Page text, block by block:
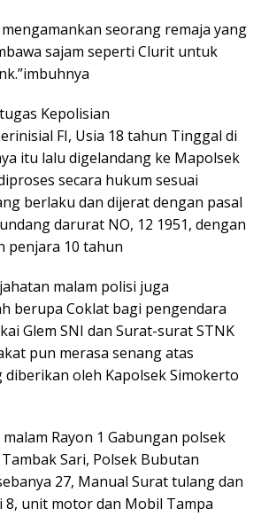
seorang remaja yang
sajam seperti Clurit untuk
Kepolisian
FI, Usia 18 tahun Tinggal di
itu lalu digelandang ke Mapolsek
secara hukum sesuai
berlaku dan dijerat dengan pasal
darurat NO, 12 1951, dengan
penjara 10 tahun
malam polisi juga
berupa Coklat bagi pengendara
Glem SNI dan Surat-surat STNK
pun merasa senang atas
diberikan oleh Kapolsek Simokerto
Rayon 1 Gabungan polsek
Sari, Polsek Bubutan
27, Manual Surat tulang dan
unit motor dan Mobil Tampa